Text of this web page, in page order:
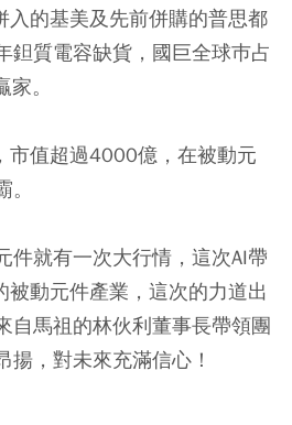
的基美及先前併購的普思都
鉭質電容缺貨，國巨全球巿占
。
市值超過4000億，在被動元
件就有一次大行情，這次AI帶
被動元件產業，這次的力道出
自馬祖的林伙利董事長帶領團
揚，對未來充滿信心！